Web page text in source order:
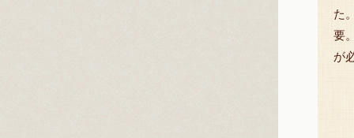
た
要
が